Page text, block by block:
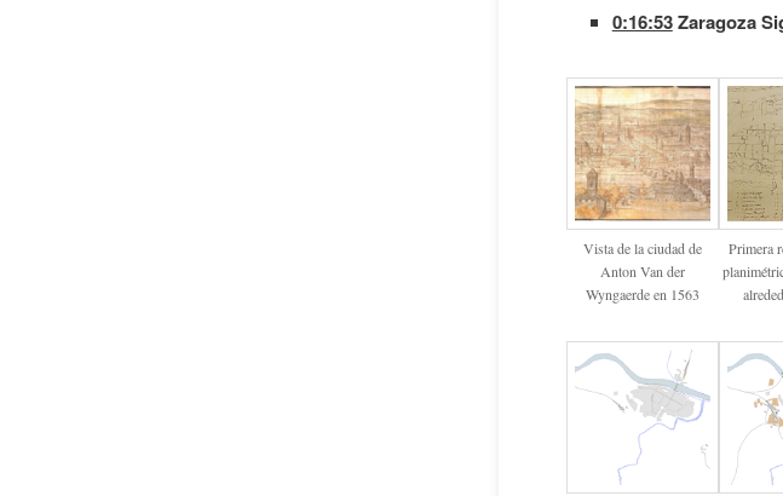
0:16:53Zaragoza
Vista de la ciudad de
Anton Van der
Wyngaerde en 1563
Primera